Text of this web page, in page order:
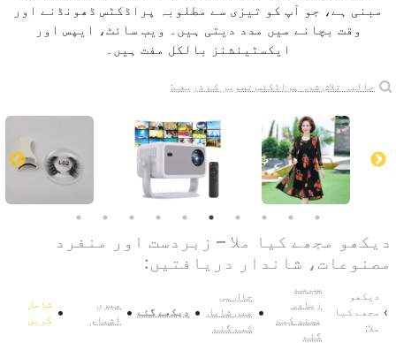
مبنی ہے، جو آپ کو تیزی سے مطلوبہ پراڈکٹس ڈھونڈنے اور
وقت بچانے میں مدد دیتی ہیں۔ ویب سائٹ، ایپس اور
ایکسٹینشنز بالکل مفت ہیں۔
حالیہ تلاش شدہ پراڈکٹس تصویر کے ذریعے:
دیکھو مجھے کیا ملا – زبردست اور منفرد
مصنوعات، شاندار دریافتیں:
›
دیکھو
مجھے کیا
ملا:
سب سے
زیادہ
پسند کیے
گئے
•
حال ہی
میں شامل
کیے گئے
• دیکھے گئے • میری
اشیاء
• شامل
کریں